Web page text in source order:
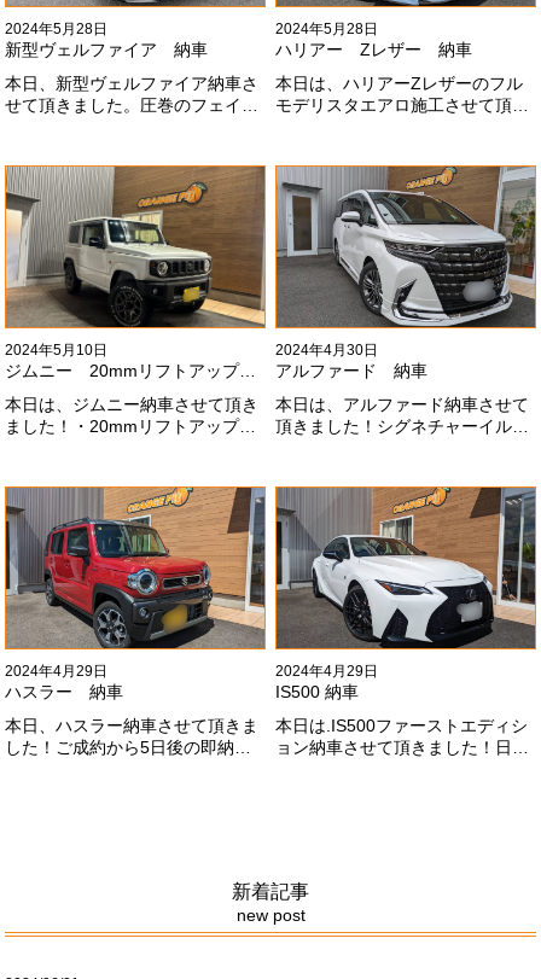
2024年5月28日
新型ヴェルファイア 納車
本日、新型ヴェルファイア納車さ
せて頂きました。圧巻のフェイス
なりました！いつも本当にありが
とうございます#x1f60a;
2024年5月28日
ハリアー Zレザー 納車
本日は、ハリアーZレザーのフル
モデリスタエアロ施工させて頂き
全然、思い通りエアロが入ってき
ませんね。。今後とも宜しくお願
いします！
2024年5月10日
ジムニー 20mmリフトアップ納車
本日は、ジムニー納車させて頂き
ました！・20mmリフトアップ・
させて頂きました！！弊社で、短
期間に何台もご注文ありがどうご
ざいます！！これからもよろしく
お願いします
#x1f647;#x200d;#x2640;#xfe0f;
2024年4月30日
アルファード 納車
本日は、アルファード納車させて
頂きました！シグネチャーイル
よろしくお願いします
#x1f647;#x200d;#x2640;#xfe0f;
2024年4月29日
ハスラー 納車
本日、ハスラー納車させて頂きま
した！ご成約から5日後の即納車
2024年4月29日
IS500 納車
本日は.IS500ファーストエディシ
ョン納車させて頂きました！日本
絡ください！
新着記事
new post